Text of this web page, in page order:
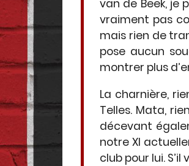
van de Beek, je
vraiment pas
mais rien de
pose aucun
montrer plus
La charnière,
Telles. Mata,
décevant
notre XI
club pour lui.